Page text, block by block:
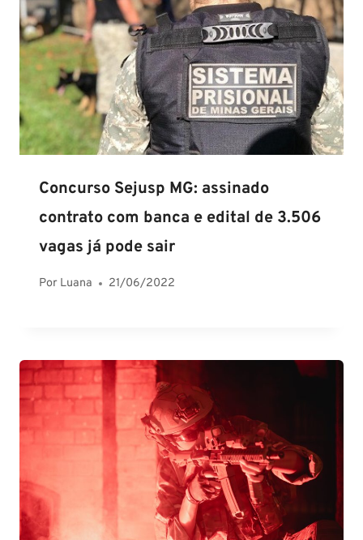
Concurso Sejusp MG: assinado
contrato com banca e edital de 3.506
vagas já pode sair
Por Luana 21/06/2022